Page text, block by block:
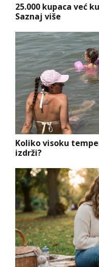
25.000 kupaca već
Saznaj više
Koliko visoku
izdrži?